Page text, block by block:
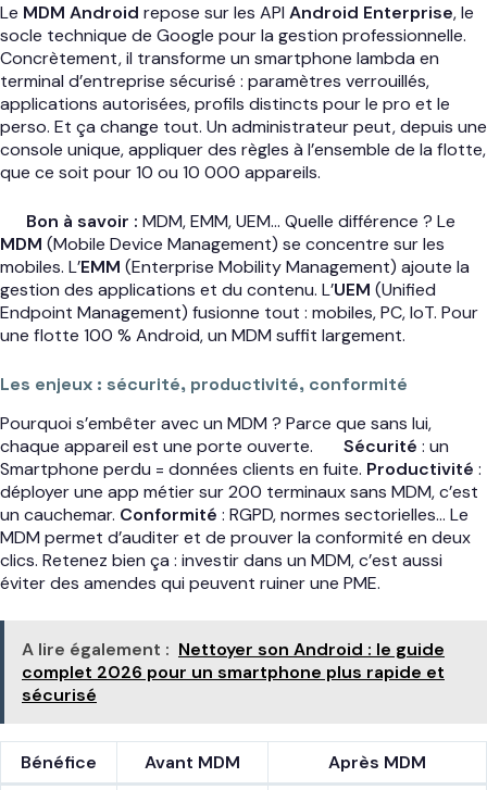
Le MDM Android repose sur les API Android Enterprise, le
socle technique de Google pour la gestion professionnelle.
Concrètement, il transforme un smartphone lambda en
terminal d’entreprise sécurisé : paramètres verrouillés,
applications autorisées, profils distincts pour le pro et le
perso. Et ça change tout. Un administrateur peut, depuis une
console unique, appliquer des règles à l’ensemble de la flotte,
que ce soit pour 10 ou 10 000 appareils.
Bon à savoir : MDM, EMM, UEM… Quelle différence ? Le
MDM (Mobile Device Management) se concentre sur les
mobiles. L’EMM (Enterprise Mobility Management) ajoute la
gestion des applications et du contenu. L’UEM (Unified
Endpoint Management) fusionne tout : mobiles, PC, IoT. Pour
une flotte 100 % Android, un MDM suffit largement.
Les enjeux : sécurité, productivité, conformité
Pourquoi s’embêter avec un MDM ? Parce que sans lui,
chaque appareil est une porte ouverte.
Sécurité : un
Smartphone perdu = données clients en fuite. Productivité :
déployer une app métier sur 200 terminaux sans MDM, c’est
un cauchemar. Conformité : RGPD, normes sectorielles… Le
MDM permet d’auditer et de prouver la conformité en deux
clics. Retenez bien ça : investir dans un MDM, c’est aussi
éviter des amendes qui peuvent ruiner une PME.
A lire également : Nettoyer son Android : le guide
complet 2026 pour un smartphone plus rapide et
sécurisé
Bénéfice Avant MDM Après MDM